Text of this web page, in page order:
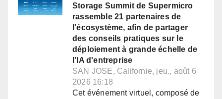
Storage Summit de Supermicro
rassemble 21 partenaires de
l'écosystème, afin de partager
des conseils pratiques sur le
déploiement à grande échelle de
l'IA d'entreprise
SAN JOSE, Californie, jeu., août 6
2026 16:18
Cet événement virtuel, composé de